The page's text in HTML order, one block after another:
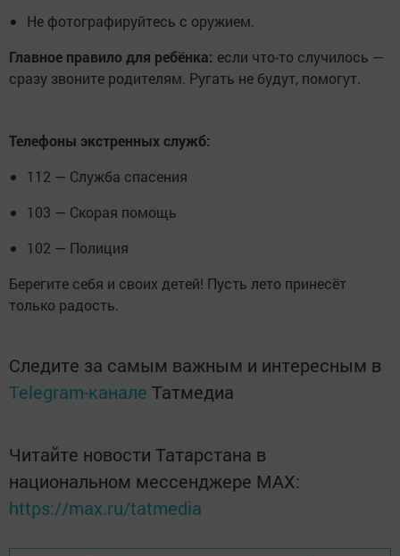
Не фотографируйтесь с оружием.
Главное правило для ребёнка: если что-то случилось —
сразу звоните родителям. Ругать не будут, помогут.
Телефоны экстренных служб:
112 — Служба спасения
103 — Скорая помощь
102 — Полиция
Берегите себя и своих детей! Пусть лето принесёт
только радость.
Следите за самым важным и интересным в
Telegram-канале Татмедиа
Читайте новости Татарстана в
национальном мессенджере MАХ:
https://max.ru/tatmedia